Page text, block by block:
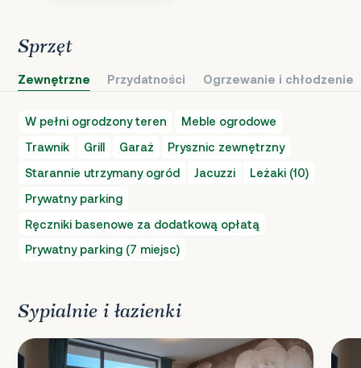
Sprzęt
Zewnętrzne Przydatności Ogrzewanie i chłodzenie
W pełni ogrodzony teren
Meble ogrodowe
Trawnik
Grill Garaż
Prysznic zewnętrzny
Starannie utrzymany ogród
Jacuzzi
Leżaki (10)
Prywatny parking
Ręczniki basenowe za dodatkową opłatą
Prywatny parking (7 miejsc)
Sypialnie i łazienki